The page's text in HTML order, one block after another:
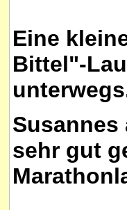
Eine
Bittel"-
Susannes
sehr gut